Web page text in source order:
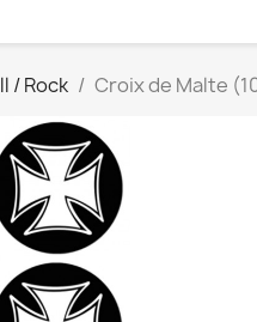
/ Rock Croix de Malte